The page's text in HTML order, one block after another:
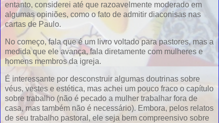
entanto, considerei até que razoavelmente moderado em
algumas opiniões, como o fato de admitir diaconisas nas
cartas de Paulo.
No começo, fala que é um livro voltado para pastores, mas a
medida que ele avança, fala diretamente com mulheres e
homens membros da igreja.
É interessante por desconstruir algumas doutrinas sobre
véus, vestes e estética, mas achei um pouco fraco o capítulo
sobre trabalho (não é pecado a mulher trabalhar fora de
casa, mas também não é necessário). Embora, pelos relatos
de seu trabalho pastoral, ele seja bem compreensivo sobre